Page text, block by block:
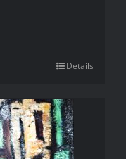
Details